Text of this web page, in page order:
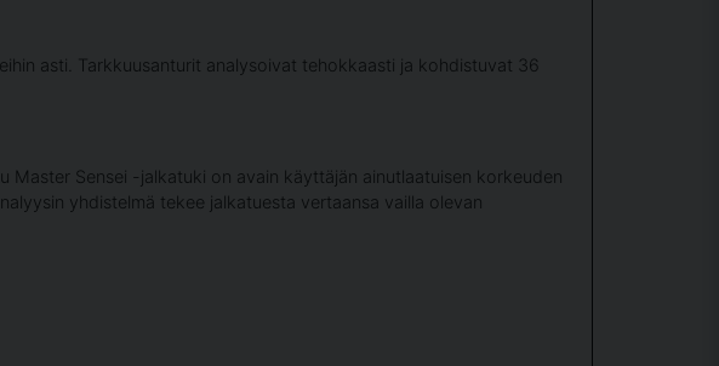
asti. Tarkkuusanturit analysoivat tehokkaasti ja kohdistuvat 36
Sensei -jalkatuki on avain käyttäjän ainutlaatuisen korkeuden
yhdistelmä tekee jalkatuesta vertaansa vailla olevan